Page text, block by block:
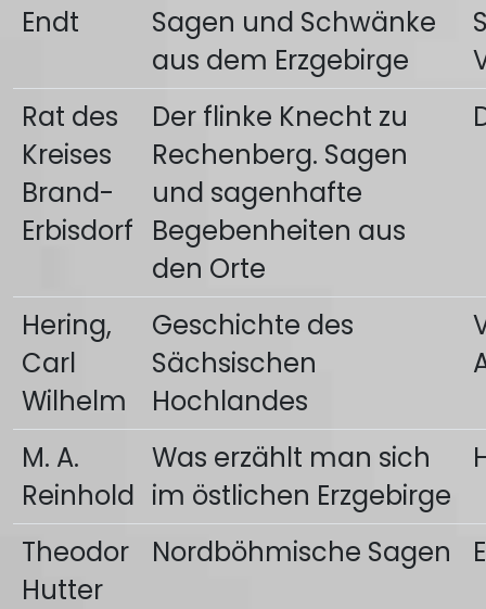
Endt
Sagen und Schwänke
aus dem Erzgebirge
Rat des
Kreises
Brand-
Erbisdorf
Der flinke Knecht zu
Rechenberg. Sagen
und sagenhafte
Begebenheiten aus
den Orte
Hering,
Carl
Wilhelm
Geschichte des
Sächsischen
Hochlandes
M. A.
Reinhold
Was erzählt man sich
im östlichen Erzgebirge
Theodor
Hutter
Nordböhmische Sagen